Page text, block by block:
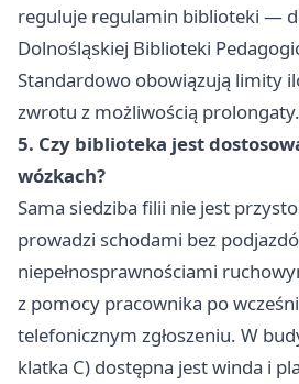
reguluje regulamin biblioteki —
Dolnośląskiej Biblioteki
Standardowo obowiązują limity
zwrotu z możliwością prolongaty.
5. Czy biblioteka jest
wózkach?
Sama siedziba filii nie jest
prowadzi schodami bez
niepełnosprawnościami
z pomocy pracownika po
telefonicznym zgłoszeniu. W
klatka C) dostępna jest winda i